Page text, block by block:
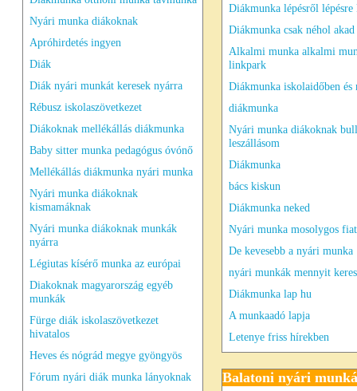
Nyári munka diákoknak
Apróhirdetés ingyen
Diák
Diák nyári munkát keresek nyárra
Rébusz iskolaszövetkezet
Diákoknak mellékállás diákmunka
Baby sitter munka pedagógus óvónő
Mellékállás diákmunka nyári munka
Nyári munka diákoknak
kismamáknak
Nyári munka diákoknak munkák
nyárra
Légiutas kísérő munka az európai
Diakoknak magyarország egyéb
munkák
Fürge diák iskolaszövetkezet
hivatalos
Heves és nógrád megye gyöngyös
Fórum nyári diák munka lányoknak
Diákmunka lépésről
Diákmunka csak néhol akad
Alkalmi munka alkalmi
linkpark
Diákmunka iskolaidőben és
diákmunka
Nyári munka diákoknak bull
leszállásom
Diákmunka
bács kiskun
Diákmunka neked
Nyári munka mosolygos
De kevesebb a nyári munka
nyári munkák mennyit
Diákmunka lap hu
A munkaadó lapja
Letenye friss hírekben
Balatoni nyári